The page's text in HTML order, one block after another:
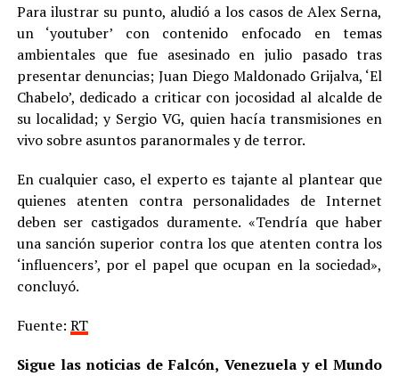
Para ilustrar su punto, aludió a los casos de Alex Serna,
un ‘youtuber’ con contenido enfocado en temas
ambientales que fue asesinado en julio pasado tras
presentar denuncias; Juan Diego Maldonado Grijalva, ‘El
Chabelo’, dedicado a criticar con jocosidad al alcalde de
su localidad; y Sergio VG, quien hacía transmisiones en
vivo sobre asuntos paranormales y de terror.
En cualquier caso, el experto es tajante al plantear que
quienes atenten contra personalidades de Internet
deben ser castigados duramente. «Tendría que haber
una sanción superior contra los que atenten contra los
‘influencers’, por el papel que ocupan en la sociedad»,
concluyó.
Fuente: RT
Sigue las noticias de Falcón, Venezuela y el Mundo